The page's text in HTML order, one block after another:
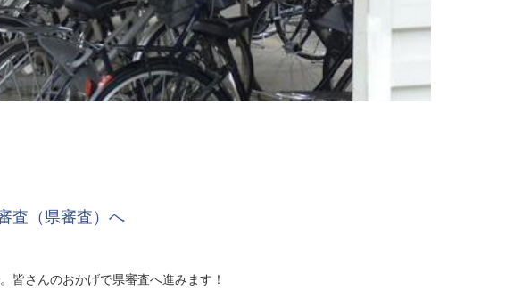
査（県審査）へ
皆さんのおかげで県審査へ進みます！